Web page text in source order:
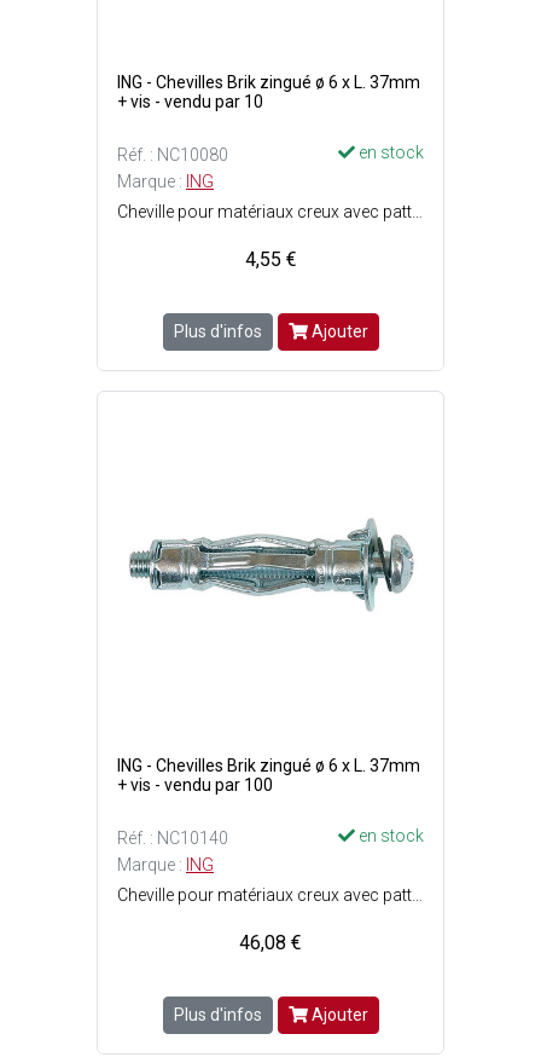
ING - Chevilles Brik zingué ø 6 x L. 37mm
+ vis - vendu par 10
Réf. : NC10080
en stock
Marque : ING
4,55 €
Plus d'infos Ajouter
ING - Chevilles Brik zingué ø 6 x L. 37mm
+ vis - vendu par 100
Réf. : NC10140
en stock
Marque : ING
46,08 €
Plus d'infos Ajouter